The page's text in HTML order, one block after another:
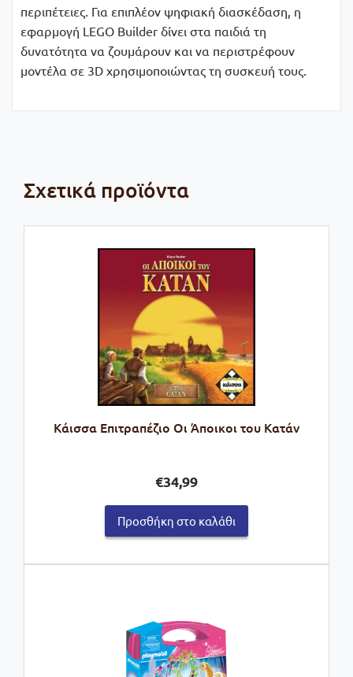
περιπέτειες. Για επιπλέον ψηφιακή διασκέδαση, η
εφαρμογή LEGO Builder δίνει στα παιδιά τη
δυνατότητα να ζουμάρουν και να περιστρέφουν
μοντέλα σε 3D χρησιμοποιώντας τη συσκευή τους.
Σχετικά προϊόντα
Kάισσα Επιτραπέζιο Οι Άποικοι του Κατάν
€34,99
Προσθήκη στο καλάθι